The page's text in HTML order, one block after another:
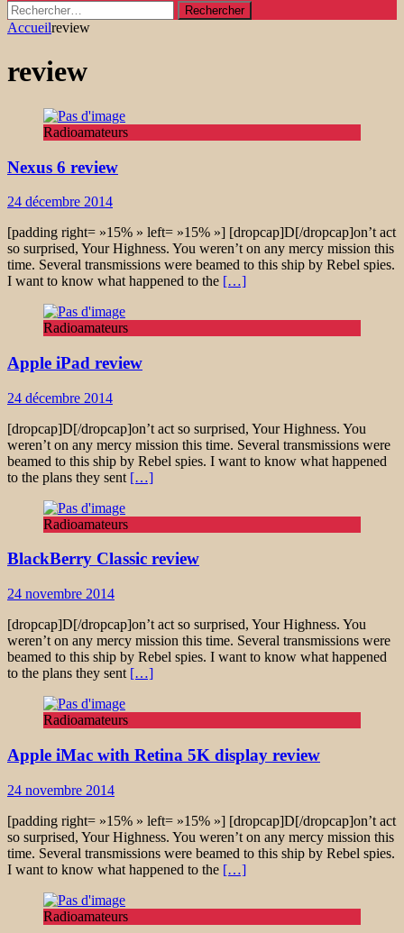
Rechercher :
Accueilreview
review
Radioamateurs
Nexus 6 review
24 décembre 2014
[padding right= »15% » left= »15% »] [dropcap]D[/dropcap]on’t act
so surprised, Your Highness. You weren’t on any mercy mission this
time. Several transmissions were beamed to this ship by Rebel spies.
I want to know what happened to the […]
Radioamateurs
Apple iPad review
24 décembre 2014
[dropcap]D[/dropcap]on’t act so surprised, Your Highness. You
weren’t on any mercy mission this time. Several transmissions were
beamed to this ship by Rebel spies. I want to know what happened
to the plans they sent […]
Radioamateurs
BlackBerry Classic review
24 novembre 2014
[dropcap]D[/dropcap]on’t act so surprised, Your Highness. You
weren’t on any mercy mission this time. Several transmissions were
beamed to this ship by Rebel spies. I want to know what happened
to the plans they sent […]
Radioamateurs
Apple iMac with Retina 5K display review
24 novembre 2014
[padding right= »15% » left= »15% »] [dropcap]D[/dropcap]on’t act
so surprised, Your Highness. You weren’t on any mercy mission this
time. Several transmissions were beamed to this ship by Rebel spies.
I want to know what happened to the […]
Radioamateurs